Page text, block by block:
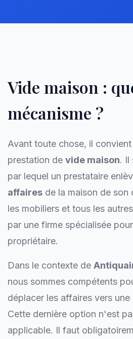
Vide maison :
mécanisme ?
Avant toute chose, il
prestation de vide maison. Il
par lequel un prestataire
affaires de la maison de son
les mobiliers et tous les
par une firme spécialisée
propriétaire.
Dans le contexte de
nous sommes compétents
déplacer les affaires vers
Cette dernière option n'est
applicable. Il faut